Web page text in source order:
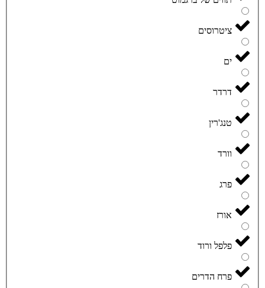
ציטרוסים
ים
דרדר
טנג'רין
וורד
פרג
אורז
פלפל ורוד
פרח הדרים